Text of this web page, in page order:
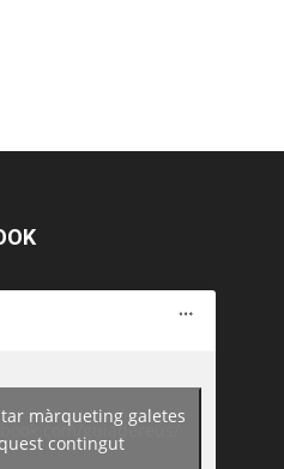
guiadereus/
màrqueting galetes
contingut